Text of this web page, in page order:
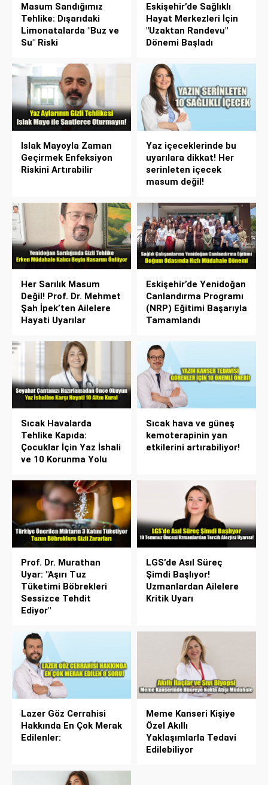
Masum Sandığımız
Tehlike: Dışarıdaki
Limonatalarda "Buz ve
Su" Riski
Eskişehir’de Sağlıklı
Hayat Merkezleri İçin
"Uzaktan Randevu"
Dönemi Başladı
Islak Mayoyla Zaman
Geçirmek Enfeksiyon
Riskini Artırabilir
Yaz içeceklerinde bu
uyarılara dikkat! Her
serinleten içecek
masum değil!
Her Sarılık Masum
Değil! Prof. Dr. Mehmet
Şah İpek’ten Ailelere
Hayati Uyarılar
Eskişehir’de Yenidoğan
Canlandırma Programı
(NRP) Eğitimi Başarıyla
Tamamlandı
Sıcak Havalarda
Tehlike Kapıda:
Çocuklar İçin Yaz İshali
ve 10 Korunma Yolu
Sıcak hava ve güneş
kemoterapinin yan
etkilerini artırabiliyor!
Prof. Dr. Murathan
Uyar: "Aşırı Tuz
Tüketimi Böbrekleri
Sessizce Tehdit
Ediyor"
LGS’de Asıl Süreç
Şimdi Başlıyor!
Uzmanlardan Ailelere
Kritik Uyarı
Lazer Göz Cerrahisi
Hakkında En Çok Merak
Edilenler:
Meme Kanseri Kişiye
Özel Akıllı
Yaklaşımlarla Tedavi
Edilebiliyor